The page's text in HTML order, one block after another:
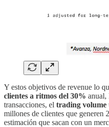
Y estos objetivos de revenue lo
clientes a ritmos del 30% anual,
transacciones, el trading volume
millones de clientes que generen
estimación que sacan con un